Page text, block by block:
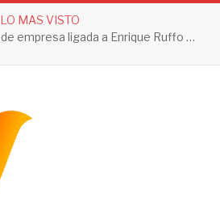
LO MAS VISTO
Detienen a apoderada de empresa ligada a Enrique Ruffo por investigación de Huachicol Fiscal